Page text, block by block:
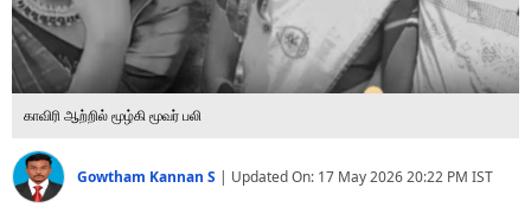
வலை கதைகள்
போட்டோ கேலரி
காவிரி ஆற்றில் மூழ்கி மூவர் பலி
Gowtham Kannan S | Updated On: 17 May 2026 20:22 PM IST